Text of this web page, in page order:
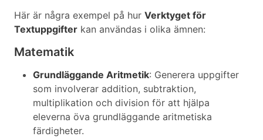
Här är några exempel på hur Verktyget för
Textuppgifter kan användas i olika ämnen:
Matematik
Grundläggande Aritmetik: Generera uppgifter
som involverar addition, subtraktion,
multiplikation och division för att hjälpa
eleverna öva grundläggande aritmetiska
färdigheter.